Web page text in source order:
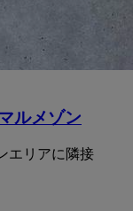
ルメゾン
エリアに隣接